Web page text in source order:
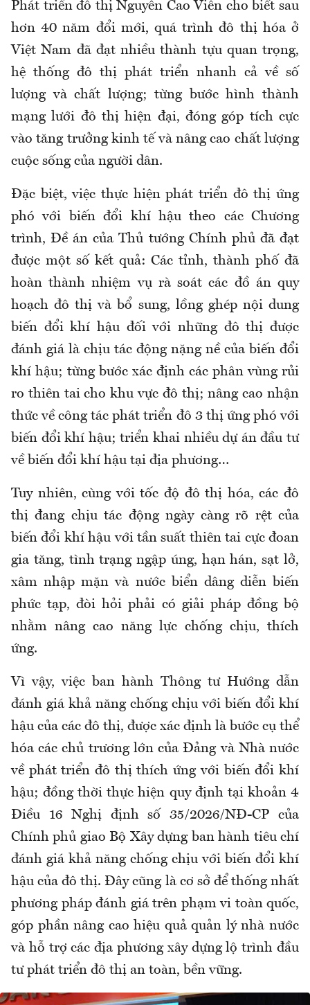
Phát triển đô thị Nguyễn Cao Viên cho biết sau
hơn 40 năm đổi mới, quá trình đô thị hóa ở
Việt Nam đã đạt nhiều thành tựu quan trọng,
hệ thống đô thị phát triển nhanh cả về số
lượng và chất lượng; từng bước hình thành
mạng lưới đô thị hiện đại, đóng góp tích cực
vào tăng trưởng kinh tế và nâng cao chất lượng
cuộc sống của người dân.
Đặc biệt, việc thực hiện phát triển đô thị ứng
phó với biến đổi khí hậu theo các Chương
trình, Đề án của Thủ tướng Chính phủ đã đạt
được một số kết quả: Các tỉnh, thành phố đã
hoàn thành nhiệm vụ rà soát các đồ án quy
hoạch đô thị và bổ sung, lồng ghép nội dung
biến đổi khí hậu đối với những đô thị được
đánh giá là chịu tác động nặng nề của biến đổi
khí hậu; từng bước xác định các phân vùng rủi
ro thiên tai cho khu vực đô thị; nâng cao nhận
thức về công tác phát triển đô 3 thị ứng phó với
biến đổi khí hậu; triển khai nhiều dự án đầu tư
về biến đổi khí hậu tại địa phương…
Tuy nhiên, cùng với tốc độ đô thị hóa, các đô
thị đang chịu tác động ngày càng rõ rệt của
biến đổi khí hậu với tần suất thiên tai cực đoan
gia tăng, tình trạng ngập úng, hạn hán, sạt lở,
xâm nhập mặn và nước biển dâng diễn biến
phức tạp, đòi hỏi phải có giải pháp đồng bộ
nhằm nâng cao năng lực chống chịu, thích
ứng.
Vì vậy, việc ban hành Thông tư Hướng dẫn
đánh giá khả năng chống chịu với biến đổi khí
hậu của các đô thị, được xác định là bước cụ thể
hóa các chủ trương lớn của Đảng và Nhà nước
về phát triển đô thị thích ứng với biến đổi khí
hậu; đồng thời thực hiện quy định tại khoản 4
Điều 16 Nghị định số 35/2026/NĐ-CP của
Chính phủ giao Bộ Xây dựng ban hành tiêu chí
đánh giá khả năng chống chịu với biến đổi khí
hậu của đô thị. Đây cũng là cơ sở để thống nhất
phương pháp đánh giá trên phạm vi toàn quốc,
góp phần nâng cao hiệu quả quản lý nhà nước
và hỗ trợ các địa phương xây dựng lộ trình đầu
tư phát triển đô thị an toàn, bền vững.